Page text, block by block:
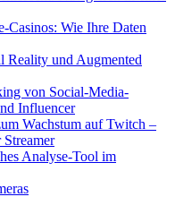
Casinos: Wie Ihre Daten
Reality und Augmented
von Social-Media-
Influencer
Wachstum auf Twitch –
Analyse-Tool im